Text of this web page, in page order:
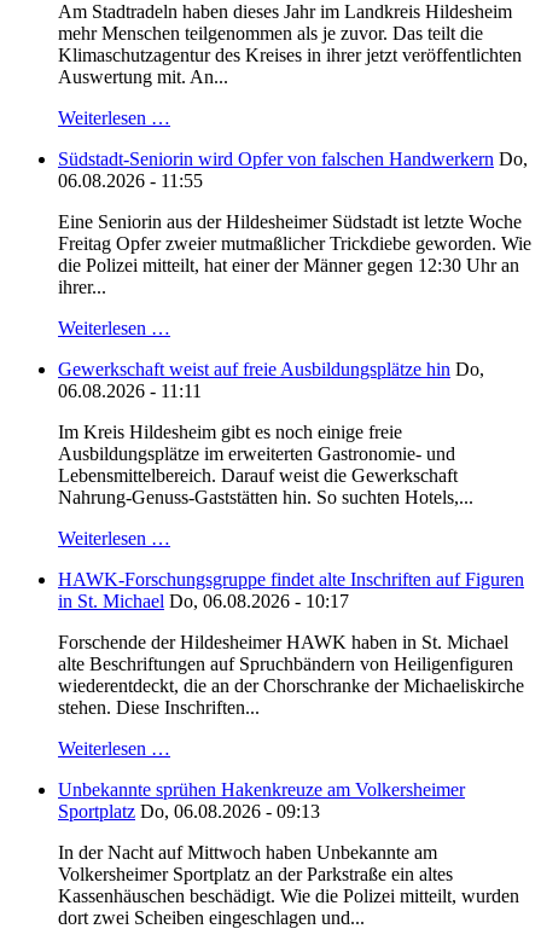
Am Stadtradeln haben dieses Jahr im Landkreis Hildesheim
mehr Menschen teilgenommen als je zuvor. Das teilt die
Klimaschutzagentur des Kreises in ihrer jetzt veröffentlichten
Auswertung mit. An...
Weiterlesen …
Südstadt-Seniorin wird Opfer von falschen Handwerkern Do,
06.08.2026 - 11:55
Eine Seniorin aus der Hildesheimer Südstadt ist letzte Woche
Freitag Opfer zweier mutmaßlicher Trickdiebe geworden. Wie
die Polizei mitteilt, hat einer der Männer gegen 12:30 Uhr an
ihrer...
Weiterlesen …
Gewerkschaft weist auf freie Ausbildungsplätze hin Do,
06.08.2026 - 11:11
Im Kreis Hildesheim gibt es noch einige freie
Ausbildungsplätze im erweiterten Gastronomie- und
Lebensmittelbereich. Darauf weist die Gewerkschaft
Nahrung-Genuss-Gaststätten hin. So suchten Hotels,...
Weiterlesen …
HAWK-Forschungsgruppe findet alte Inschriften auf Figuren
in St. Michael Do, 06.08.2026 - 10:17
Forschende der Hildesheimer HAWK haben in St. Michael
alte Beschriftungen auf Spruchbändern von Heiligenfiguren
wiederentdeckt, die an der Chorschranke der Michaeliskirche
stehen. Diese Inschriften...
Weiterlesen …
Unbekannte sprühen Hakenkreuze am Volkersheimer
Sportplatz Do, 06.08.2026 - 09:13
In der Nacht auf Mittwoch haben Unbekannte am
Volkersheimer Sportplatz an der Parkstraße ein altes
Kassenhäuschen beschädigt. Wie die Polizei mitteilt, wurden
dort zwei Scheiben eingeschlagen und...